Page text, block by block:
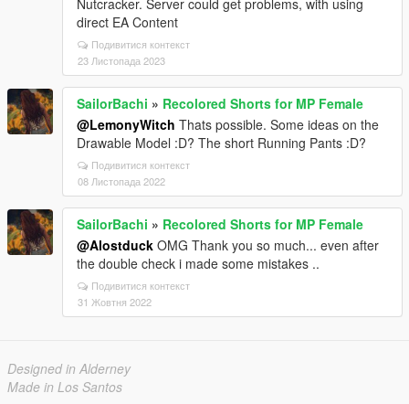
direct EA Content
Подивитися контекст
23 Листопада 2023
SailorBachi » Recolored Shorts for MP Female
@LemonyWitch Thats possible. Some ideas on the
Drawable Model :D? The short Running Pants :D?
Подивитися контекст
08 Листопада 2022
SailorBachi » Recolored Shorts for MP Female
@Alostduck OMG Thank you so much... even after
the double check i made some mistakes ..
Подивитися контекст
31 Жовтня 2022
Designed in Alderney
Made in Los Santos